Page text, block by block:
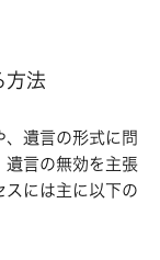
方法
遺言の形式に問
遺言の無効を主張
スには主に以下の